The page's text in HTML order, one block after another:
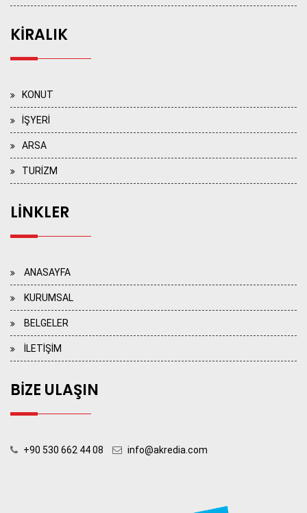
KİRALIK
KONUT
İŞYERİ
ARSA
TURİZM
LİNKLER
ANASAYFA
KURUMSAL
BELGELER
İLETİŞİM
BİZE ULAŞIN
+90 530 662 44 08
info@akredia.com